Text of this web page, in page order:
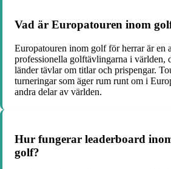
Vad är Europatouren inom
Europatouren inom golf för herrar är en
professionella golftävlingarna i världen,
länder tävlar om titlar och prispengar.
turneringar som äger rum runt om i
andra delar av världen.
Hur fungerar leaderboard
golf?